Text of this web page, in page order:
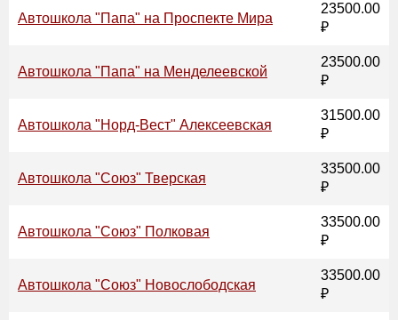
Автошкола "Папа" на Проспекте Мира
23500.00
₽
Автошкола "Папа" на Менделеевской
23500.00
₽
Автошкола "Норд-Вест" Алексеевская
31500.00
₽
Автошкола "Союз" Тверская
33500.00
₽
Автошкола "Союз" Полковая
33500.00
₽
Автошкола "Союз" Новослободская
33500.00
₽